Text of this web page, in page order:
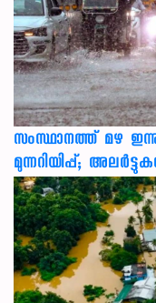
സംസ്ഥാനത്ത് മഴ
മുന്നറിയിപ്പ്;